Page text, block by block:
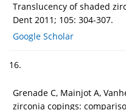
Translucency of shaded
Dent 2011; 105: 304-307.
Google Scholar
16.
Grenade C, Mainjot A,
zirconia copings: